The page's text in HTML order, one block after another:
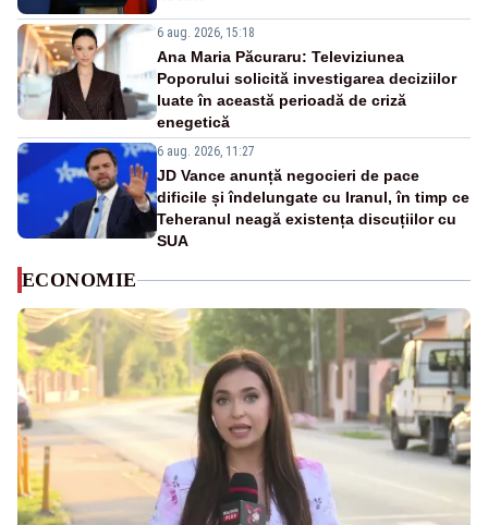
6 aug. 2026, 15:18
Ana Maria Păcuraru: Televiziunea
Poporului solicită investigarea deciziilor
luate în această perioadă de criză
enegetică
6 aug. 2026, 11:27
JD Vance anunță negocieri de pace
dificile și îndelungate cu Iranul, în timp ce
Teheranul neagă existența discuțiilor cu
SUA
ECONOMIE